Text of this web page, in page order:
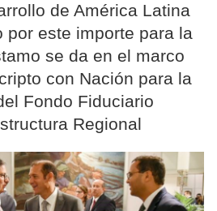
de América Latina
por este importe para la
se da en el marco
con Nación para la
Fondo Fiduciario
Regional